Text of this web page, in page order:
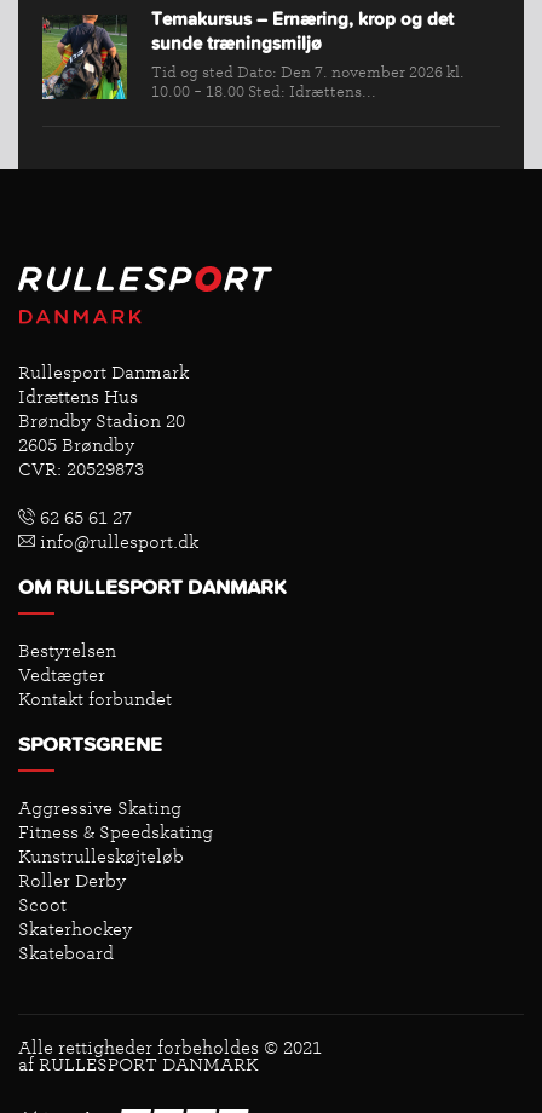
Temakursus – Ernæring, krop og det
sunde træningsmiljø
Tid og sted Dato: Den 7. november 2026 kl.
10.00 - 18.00 Sted: Idrættens...
Rullesport Danmark
Idrættens Hus
Brøndby Stadion 20
2605 Brøndby
CVR: 20529873
62 65 61 27
info@rullesport.dk
OM RULLESPORT DANMARK
Bestyrelsen
Vedtægter
Kontakt forbundet
SPORTSGRENE
Aggressive Skating
Fitness & Speedskating
Kunstrulleskøjteløb
Roller Derby
Scoot
Skaterhockey
Skateboard
Alle rettigheder forbeholdes © 2021
af RULLESPORT DANMARK